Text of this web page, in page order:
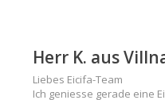
Herr K. aus
Liebes Eicifa-Team
Ich geniesse gerade eine